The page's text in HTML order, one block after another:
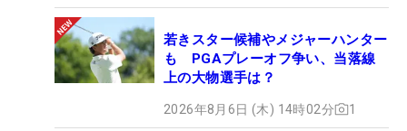
若きスター候補やメジャーハンター
も PGAプレーオフ争い、当落線
上の大物選手は？
2026年8月6日 (木) 14時02分 1